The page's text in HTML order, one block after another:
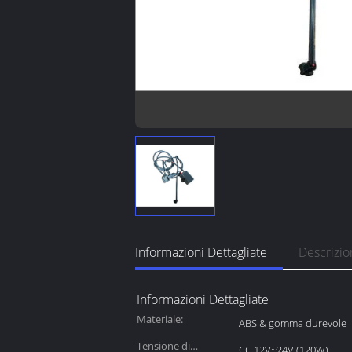
Informazioni Dettagliate
Informazioni Dettagliate
Materiale: ABS & gomma durevole
Tensione di